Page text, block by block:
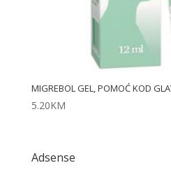
MIGREBOL GEL, POMOĆ KOD
5.20KM
Adsense